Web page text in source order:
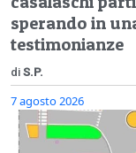
sperando in
testimonianze
di S.P.
7 agosto 2026